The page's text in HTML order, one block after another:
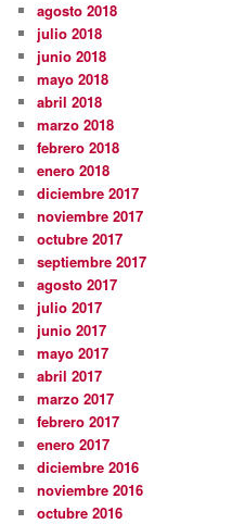
agosto 2018
julio 2018
junio 2018
mayo 2018
abril 2018
marzo 2018
febrero 2018
enero 2018
diciembre 2017
noviembre 2017
octubre 2017
septiembre 2017
agosto 2017
julio 2017
junio 2017
mayo 2017
abril 2017
marzo 2017
febrero 2017
enero 2017
diciembre 2016
noviembre 2016
octubre 2016